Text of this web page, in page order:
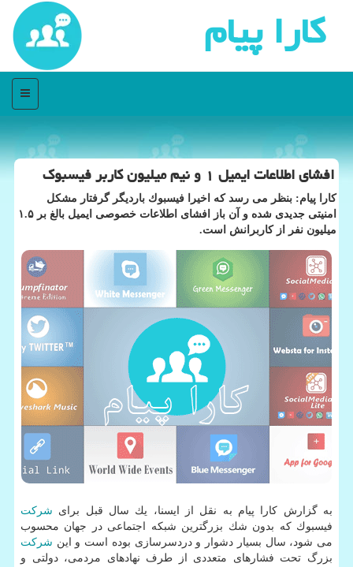
كارا پیام
منو
افشای اطلاعات ایمیل ۱ و نیم میلیون كاربر فیسبوك
كارا پیام: بنظر می رسد كه اخیرا فیسبوك باردیگر گرفتار مشكل
امنیتی جدیدی شده و آن باز افشای اطلاعات خصوصی ایمیل بالغ بر ۱.۵
میلیون نفر از كاربرانش است.
به گزارش كارا پیام به نقل از ایسنا، یك سال قبل برای شركت
فیسبوك كه بدون شك بزرگترین شبكه اجتماعی در جهان محسوب
می شود، سال بسیار دشوار و دردسرسازی بوده است و این شركت
بزرگ تحت فشارهای متعددی از طرف نهادهای مردمی، دولتی و